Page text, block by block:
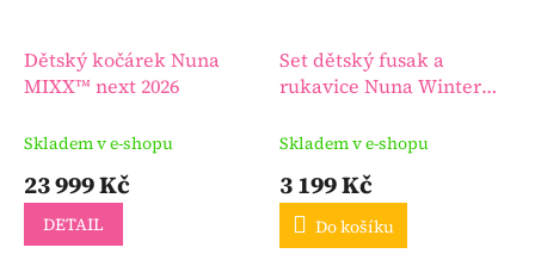
Dětský kočárek Nuna
MIXX™ next 2026
Skladem v e-shopu
23 999 Kč
DETAIL
Set dětský fusak a
rukavice Nuna Winter
gloves w/bag thunder
Skladem v e-shopu
3 199 Kč
Do košíku